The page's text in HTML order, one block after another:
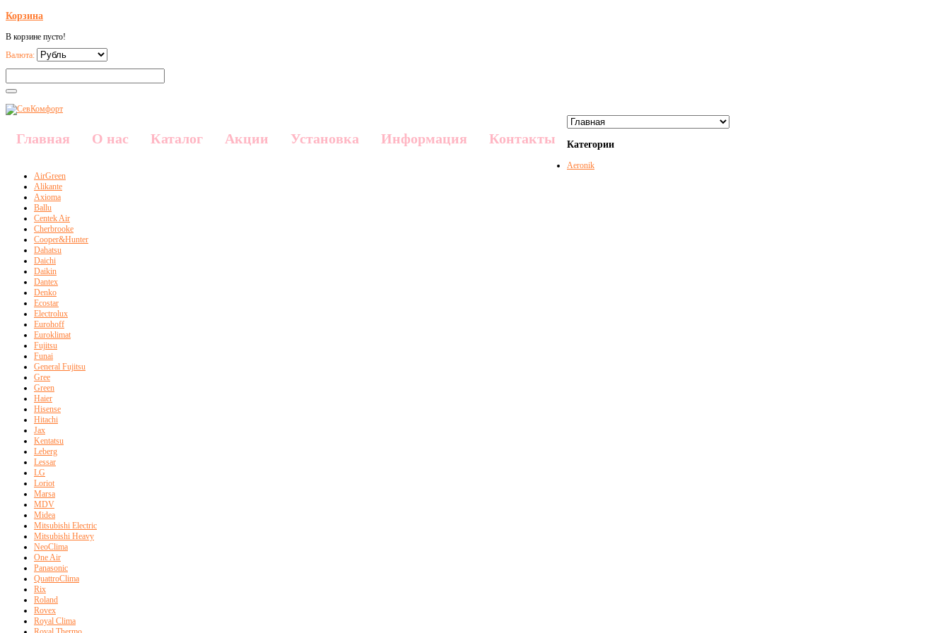
Корзина
В корзине пусто!
Валюта:
Главная О нас Каталог Акции Установка Информация Контакты Категории
Aeronik
AirGreen
Alikante
Axioma
Ballu
Centek Air
Cherbrooke
Cooper&Hunter
Dahatsu
Daichi
Daikin
Dantex
Denko
Ecostar
Electrolux
Eurohoff
Euroklimat
Fujitsu
Funai
General Fujitsu
Gree
Green
Haier
Hisense
Hitachi
Jax
Kentatsu
Leberg
Lessar
LG
Loriot
Marsa
MDV
Midea
Mitsubishi Electric
Mitsubishi Heavy
NeoClima
One Air
Panasonic
QuattroClima
Rix
Roland
Rovex
Royal Clima